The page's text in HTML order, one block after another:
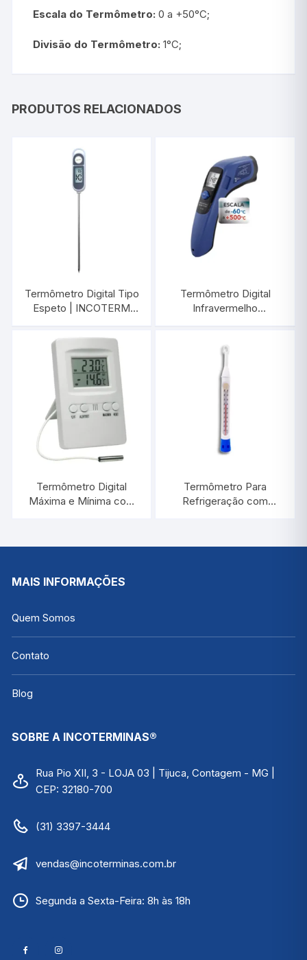
Escala do Termômetro: 0 a +50°C;
Divisão do Termômetro: 1°C;
PRODUTOS RELACIONADOS
Termômetro Digital Tipo
Espeto | INCOTERM
Termômetro Digital
Infravermelho
Termômetro Digital
Máxima e Mínima com
Termômetro Para
Refrigeração com
MM | INCOTERM 5134
MAIS INFORMAÇÕES
Quem Somos
Contato
Blog
SOBRE A INCOTERMINAS®
Rua Pio XII, 3 - LOJA 03 | Tijuca, Contagem - MG |
CEP: 32180-700
(31) 3397-3444
vendas@incoterminas.com.br
Segunda a Sexta-Feira: 8h às 18h